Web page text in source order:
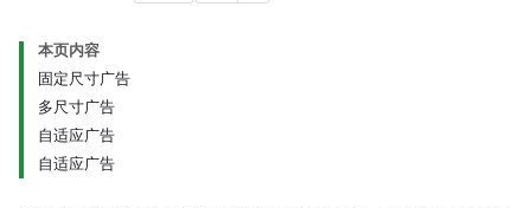
本页内容
固定尺寸广告
多尺寸广告
自适应广告
自适应广告